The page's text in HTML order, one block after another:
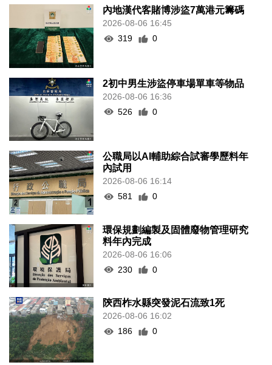
內地漢代客賭博涉盜7萬港元籌碼
2026-08-06 16:45
319
0
2初中男生涉盜停車場單車等物品
2026-08-06 16:36
526
0
公職局以AI輔助綜合試審學歷料年
內試用
2026-08-06 16:14
581
0
環保規劃編製及固體廢物管理研究
料年內完成
2026-08-06 16:06
230
0
陝西柞水縣突發泥石流致1死
2026-08-06 16:02
186
0